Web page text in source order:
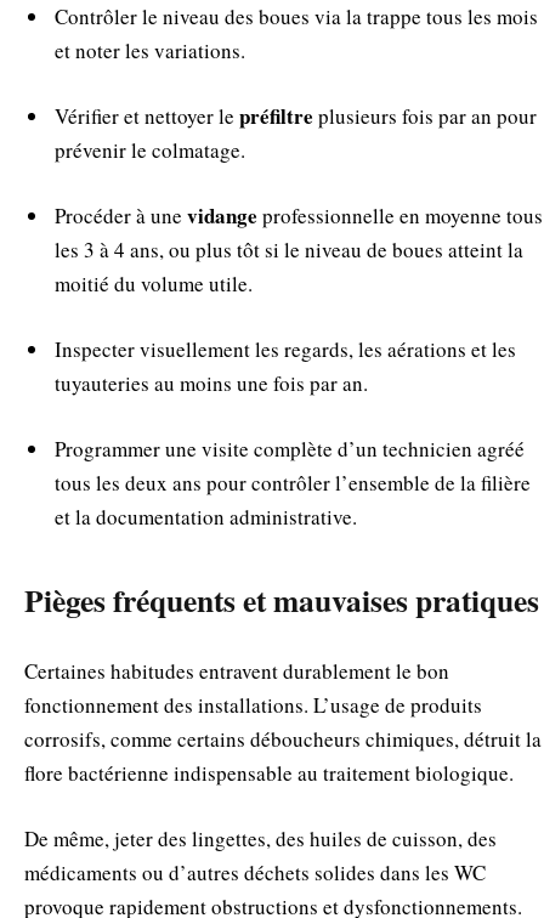
Contrôler le niveau des boues via la trappe tous les mois
et noter les variations.
Vérifier et nettoyer le préfiltre plusieurs fois par an pour
prévenir le colmatage.
Procéder à une vidange professionnelle en moyenne tous
les 3 à 4 ans, ou plus tôt si le niveau de boues atteint la
moitié du volume utile.
Inspecter visuellement les regards, les aérations et les
tuyauteries au moins une fois par an.
Programmer une visite complète d’un technicien agréé
tous les deux ans pour contrôler l’ensemble de la filière
et la documentation administrative.
Pièges fréquents et mauvaises pratiques
Certaines habitudes entravent durablement le bon
fonctionnement des installations. L’usage de produits
corrosifs, comme certains déboucheurs chimiques, détruit la
flore bactérienne indispensable au traitement biologique.
De même, jeter des lingettes, des huiles de cuisson, des
médicaments ou d’autres déchets solides dans les WC
provoque rapidement obstructions et dysfonctionnements.